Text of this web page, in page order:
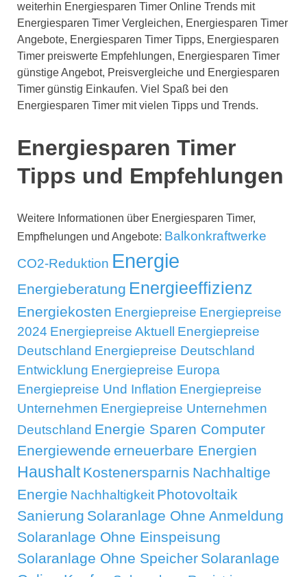
weiterhin Energiesparen Timer Online Trends mit
Energiesparen Timer Vergleichen, Energiesparen Timer
Angebote, Energiesparen Timer Tipps, Energiesparen
Timer preiswerte Empfehlungen, Energiesparen Timer
günstige Angebot, Preisvergleiche und Energiesparen
Timer günstig Einkaufen. Viel Spaß bei den
Energiesparen Timer mit vielen Tipps und Trends.
Energiesparen Timer
Tipps und Empfehlungen
Weitere Informationen über Energiesparen Timer,
Empfhelungen und Angebote: Balkonkraftwerke
CO2-Reduktion Energie
Energieberatung Energieeffizienz
Energiekosten Energiepreise Energiepreise
2024 Energiepreise Aktuell
Energiepreise
Deutschland Energiepreise Deutschland
Entwicklung Energiepreise Europa
Energiepreise Und Inflation Energiepreise
Unternehmen Energiepreise Unternehmen
Deutschland Energie Sparen Computer
Energiewende erneuerbare Energien
Haushalt Kostenersparnis Nachhaltige
Energie Nachhaltigkeit Photovoltaik
Sanierung Solaranlage Ohne Anmeldung
Solaranlage Ohne Einspeisung
Solaranlage Ohne Speicher Solaranlage